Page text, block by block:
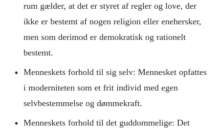
rum gælder, at det er styret af regler og love, der
ikke er bestemt af nogen religion eller enehersker,
men som derimod er demokratisk og rationelt
bestemt.
Menneskets forhold til sig selv: Mennesket opfattes
i moderniteten som et frit individ med egen
selvbestemmelse og dømmekraft.
Menneskets forhold til det guddommelige: Det